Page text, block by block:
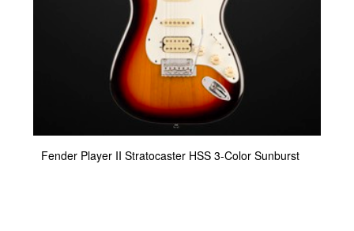
Fender Player II Stratocaster HSS 3-Color Sunburst